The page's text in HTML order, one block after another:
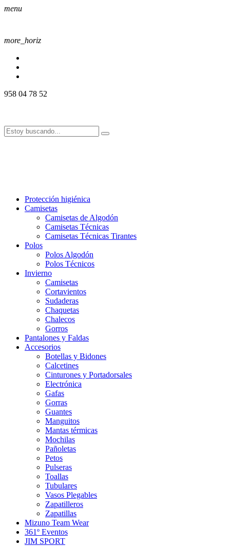
menu
more_horiz
958 04 78 52
Protección higiénica
Camisetas
Camisetas de Algodón
Camisetas Técnicas
Camisetas Técnicas Tirantes
Polos
Polos Algodón
Polos Técnicos
Invierno
Camisetas
Cortavientos
Sudaderas
Chaquetas
Chalecos
Gorros
Pantalones y Faldas
Accesorios
Botellas y Bidones
Calcetines
Cinturones y Portadorsales
Electrónica
Gafas
Gorras
Guantes
Manguitos
Mantas térmicas
Mochilas
Pañoletas
Petos
Pulseras
Toallas
Tubulares
Vasos Plegables
Zapatilleros
Zapatillas
Mizuno Team Wear
361º Eventos
JIM SPORT